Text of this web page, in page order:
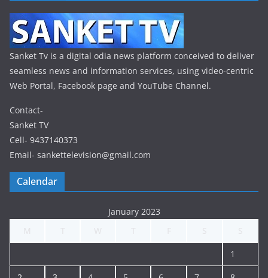
Sanket Tv is a digital odia news platform conceived to deliver
seamless news and information services, using video-centric
Web Portal, Facebook page and YouTube Channel.
Contact-
Sanket TV
Cell- 9437140373
Email- sankettelevision@gmail.com
Calendar
January 2023
1